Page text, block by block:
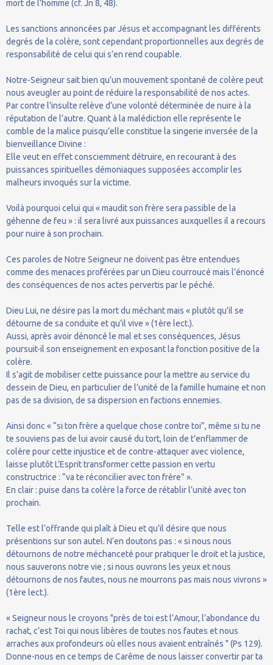
mort de l’homme (cf. Jn 8, 48).
Les sanctions annoncées par Jésus et accompagnant les différents
degrés de la colère, sont cependant proportionnelles aux degrés de
responsabilité de celui qui s’en rend coupable.
Notre-Seigneur sait bien qu’un mouvement spontané de colère peut
nous aveugler au point de réduire la responsabilité de nos actes.
Par contre l’insulte relève d’une volonté déterminée de nuire à la
réputation de l’autre. Quant à la malédiction elle représente le
comble de la malice puisqu’elle constitue la singerie inversée de la
bienveillance Divine :
Elle veut en effet consciemment détruire, en recourant à des
puissances spirituelles démoniaques supposées accomplir les
malheurs invoqués sur la victime.
Voilà pourquoi celui qui « maudit son frère sera passible de la
géhenne de feu » : il sera livré aux puissances auxquelles il a recours
pour nuire à son prochain.
Ces paroles de Notre Seigneur ne doivent pas être entendues
comme des menaces proférées par un Dieu courroucé mais l’énoncé
des conséquences de nos actes pervertis par le péché.
Dieu Lui, ne désire pas la mort du méchant mais « plutôt qu’il se
détourne de sa conduite et qu’il vive » (1ère lect.).
Aussi, après avoir dénoncé le mal et ses conséquences, Jésus
poursuit-il son enseignement en exposant la fonction positive de la
colère.
Il s’agit de mobiliser cette puissance pour la mettre au service du
dessein de Dieu, en particulier de l’unité de la famille humaine et non
pas de sa division, de sa dispersion en factions ennemies.
Ainsi donc « “si ton frère a quelque chose contre toi”, même si tu ne
te souviens pas de lui avoir causé du tort, loin de t’enflammer de
colère pour cette injustice et de contre-attaquer avec violence,
laisse plutôt L’Esprit transformer cette passion en vertu
constructrice : “va te réconcilier avec ton frère” ».
En clair : puise dans ta colère la force de rétablir l’unité avec ton
prochain.
Telle est l’offrande qui plaît à Dieu et qu’il désire que nous
présentions sur son autel. N’en doutons pas : « si nous nous
détournons de notre méchanceté pour pratiquer le droit et la justice,
nous sauverons notre vie ; si nous ouvrons les yeux et nous
détournons de nos fautes, nous ne mourrons pas mais nous vivrons »
(1ère lect.).
« Seigneur nous le croyons "près de toi est l’Amour, l’abondance du
rachat, c’est Toi qui nous libères de toutes nos fautes et nous
arraches aux profondeurs où elles nous avaient entraînés " (Ps 129).
Donne-nous en ce temps de Carême de nous laisser convertir par ta